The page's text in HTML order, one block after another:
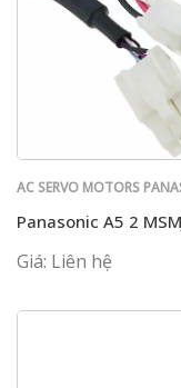
AC SERVO MOTORS
Panasonic A5 2
Giá: Liên hệ